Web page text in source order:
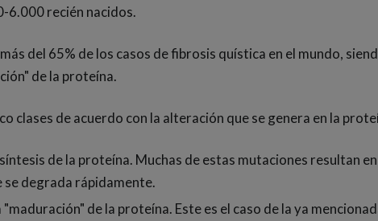
6.000 recién nacidos.
del 65% de los casos de fibrosis quística en el mundo,
de la proteína.
clases de acuerdo con la alteración que se genera en la
de la proteína. Muchas de estas mutaciones resultan
se degrada rápidamente.
de la proteína. Este es el caso de la ya